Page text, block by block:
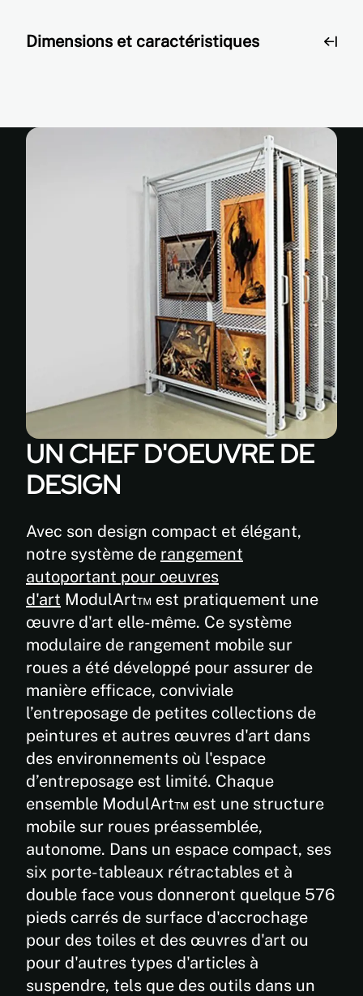
Dimensions et caractéristiques
Dimensions
caractéristiques
DIMENSIONS
ET CAPACITÉ
120"
3048mm)
Hauteur
du
panneau:
120"
(1830m à
3048mm)
Largeur
de l'unité
modulaire:
36" à 108"
(914m à
2743mm)
de
charge
du
panneau:
5 lbs par
pied
carré par
côté
(24.5
kg/m2)
*Dimensions
sur mesure
disponibles
sur
demande
UN CHEF D'OEUVRE DE
DESIGN
Avec son design compact et élégant,
notre système de rangement
autoportant pour oeuvres
d'art ModulArt™ est pratiquement une
œuvre d'art elle-même. Ce système
modulaire de rangement mobile sur
roues a été développé pour assurer de
manière efficace, conviviale
l’entreposage de petites collections de
peintures et autres œuvres d'art dans
des environnements où l'espace
d’entreposage est limité. Chaque
ensemble ModulArt™ est une structure
mobile sur roues préassemblée,
autonome. Dans un espace compact, ses
six porte-tableaux rétractables et à
double face vous donneront quelque 576
pieds carrés de surface d'accrochage
pour des toiles et des œuvres d'art ou
pour d'autres types d'articles à
suspendre, tels que des outils dans un